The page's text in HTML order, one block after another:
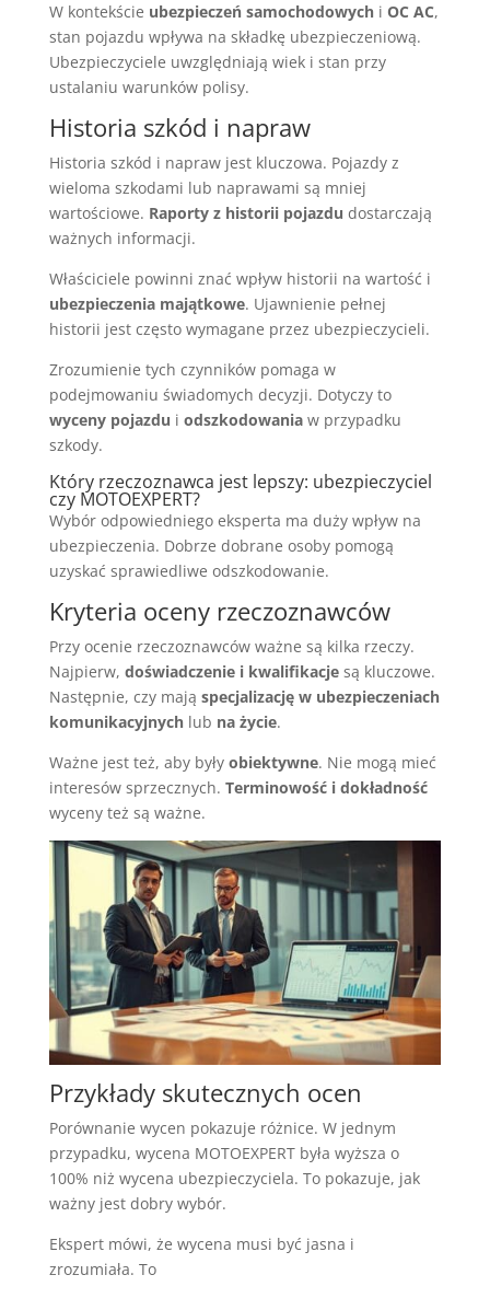
W kontekście ubezpieczeń samochodowychi OC AC,
stan pojazdu wpływa na składkę ubezpieczeniową.
Ubezpieczyciele uwzględniają wiek i stan przy
ustalaniu warunków polisy.
Historia szkód i napraw
Historia szkód i napraw jest kluczowa. Pojazdy z
wieloma szkodami lub naprawami są mniej
wartościowe. Raporty z historii pojazdu dostarczają
ważnych informacji.
Właściciele powinni znać wpływ historii na wartość i
ubezpieczenia majątkowe. Ujawnienie pełnej
historii jest często wymagane przez ubezpieczycieli.
Zrozumienie tych czynników pomaga w
podejmowaniu świadomych decyzji. Dotyczy to
wyceny pojazdu i odszkodowaniaw przypadku
szkody.
Który rzeczoznawca jest lepszy: ubezpieczyciel
czy MOTOEXPERT?
Wybór odpowiedniego eksperta ma duży wpływ na
ubezpieczenia. Dobrze dobrane osoby pomogą
uzyskać sprawiedliwe odszkodowanie.
Kryteria oceny rzeczoznawców
Przy ocenie rzeczoznawców ważne są kilka rzeczy.
Najpierw, doświadczenie i kwalifikacjesą kluczowe.
Następnie, czy mają specjalizację w ubezpieczeniach
komunikacyjnychlub na życie.
Ważne jest też, aby były obiektywne. Nie mogą mieć
interesów sprzecznych. Terminowość i dokładność
wyceny też są ważne.
Przykłady skutecznych ocen
Porównanie wycen pokazuje różnice. W jednym
przypadku, wycena MOTOEXPERT była wyższa o
100% niż wycena ubezpieczyciela. To pokazuje, jak
ważny jest dobry wybór.
Ekspert mówi, że wycena musi być jasna i
zrozumiała. To